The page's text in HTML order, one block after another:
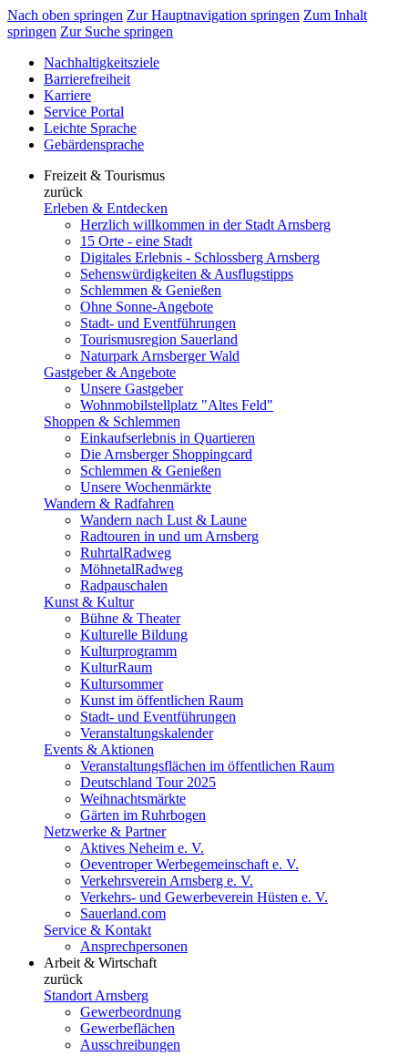
Nach oben springen Zur Hauptnavigation springen Zum Inhalt
springen Zur Suche springen
Nachhaltigkeitsziele
Barrierefreiheit
Karriere
Service Portal
Leichte Sprache
Gebärdensprache
Freizeit & Tourismus
zurück
Erleben & Entdecken
Herzlich willkommen in der Stadt Arnsberg
15 Orte - eine Stadt
Digitales Erlebnis - Schlossberg Arnsberg
Sehenswürdigkeiten & Ausflugstipps
Schlemmen & Genießen
Ohne Sonne-Angebote
Stadt- und Eventführungen
Tourismusregion Sauerland
Naturpark Arnsberger Wald
Gastgeber & Angebote
Unsere Gastgeber
Wohnmobilstellplatz "Altes Feld"
Shoppen & Schlemmen
Einkaufserlebnis in Quartieren
Die Arnsberger Shoppingcard
Schlemmen & Genießen
Unsere Wochenmärkte
Wandern & Radfahren
Wandern nach Lust & Laune
Radtouren in und um Arnsberg
RuhrtalRadweg
MöhnetalRadweg
Radpauschalen
Kunst & Kultur
Bühne & Theater
Kulturelle Bildung
Kulturprogramm
KulturRaum
Kultursommer
Kunst im öffentlichen Raum
Stadt- und Eventführungen
Veranstaltungskalender
Events & Aktionen
Veranstaltungsflächen im öffentlichen Raum
Deutschland Tour 2025
Weihnachtsmärkte
Gärten im Ruhrbogen
Netzwerke & Partner
Aktives Neheim e. V.
Oeventroper Werbegemeinschaft e. V.
Verkehrsverein Arnsberg e. V.
Verkehrs- und Gewerbeverein Hüsten e. V.
Sauerland.com
Service & Kontakt
Ansprechpersonen
Arbeit & Wirtschaft
zurück
Standort Arnsberg
Gewerbeordnung
Gewerbeflächen
Ausschreibungen